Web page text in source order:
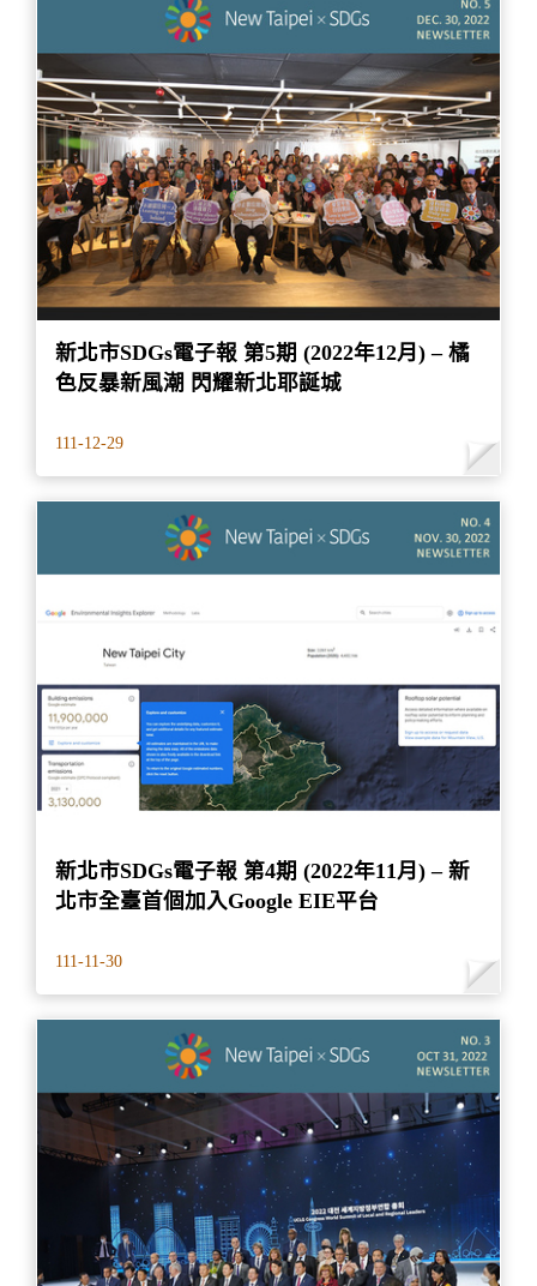
新北市SDGs電子報 第5期 (2022年12月) – 橘
色反暴新風潮 閃耀新北耶誕城
111-12-29
新北市SDGs電子報 第4期 (2022年11月) – 新
北市全臺首個加入Google EIE平台
111-11-30